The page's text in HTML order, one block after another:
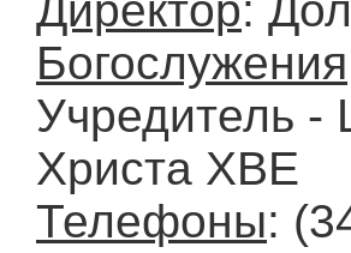
Директор:
Богослужения
Учредитель -
Христа ХВЕ
Телефоны: